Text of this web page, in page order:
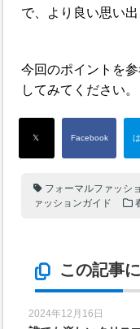
で、より良い思い
今回のポイントを
してみてください。
フォーマルファッシ
ァッションガイド
この記事
2024年12月16日